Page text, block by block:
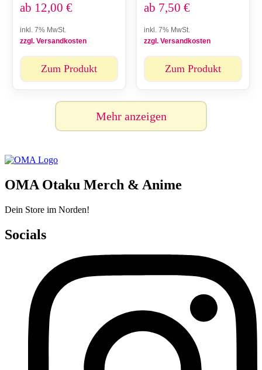
ab 12,00 €
inkl. 7% MwSt.
zzgl. Versandkosten
Zum Produkt
ab 7,50 €
inkl. 7% MwSt.
zzgl. Versandkosten
Zum Produkt
Mehr anzeigen
OMA Otaku Merch & Anime
Dein Store im Norden!
Socials